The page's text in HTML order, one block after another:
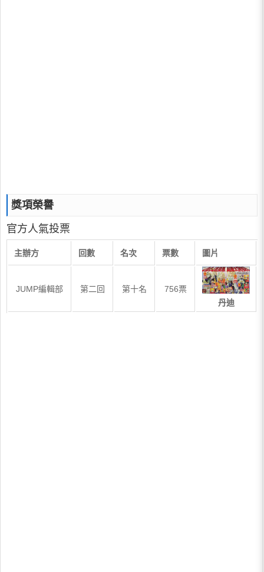
獎項榮譽
官方人氣投票
主辦方 回數 名次 票數 圖片
JUMP編輯部 第二回 第十名
756票
丹迪